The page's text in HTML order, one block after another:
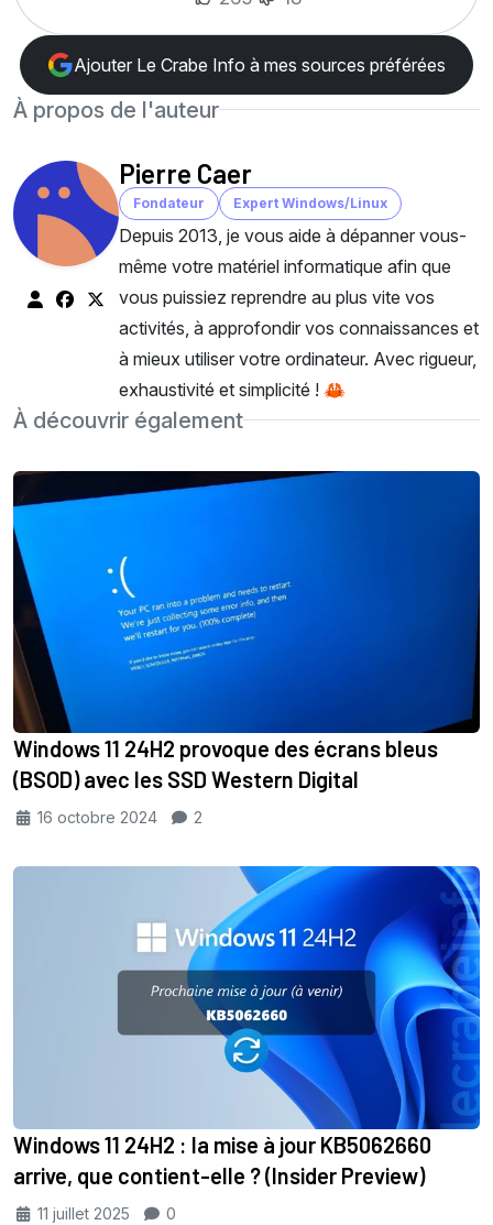
Ajouter Le Crabe Info à mes sources préférées
À propos de l'auteur
Pierre Caer
Fondateur Expert Windows/Linux
Depuis 2013, je vous aide à dépanner vous-
même votre matériel informatique afin que
vous puissiez reprendre au plus vite vos
activités, à approfondir vos connaissances et
à mieux utiliser votre ordinateur. Avec rigueur,
exhaustivité et simplicité ! 🦀
À découvrir également
Windows 11 24H2 provoque des écrans bleus
(BSOD) avec les SSD Western Digital
16 octobre 2024 2
Windows 11 24H2 : la mise à jour KB5062660
arrive, que contient-elle ? (Insider Preview)
11 juillet 2025 0